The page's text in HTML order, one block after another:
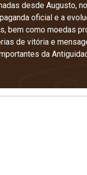
desde Augusto,
oficial e a
como moedas
de vitória e
da